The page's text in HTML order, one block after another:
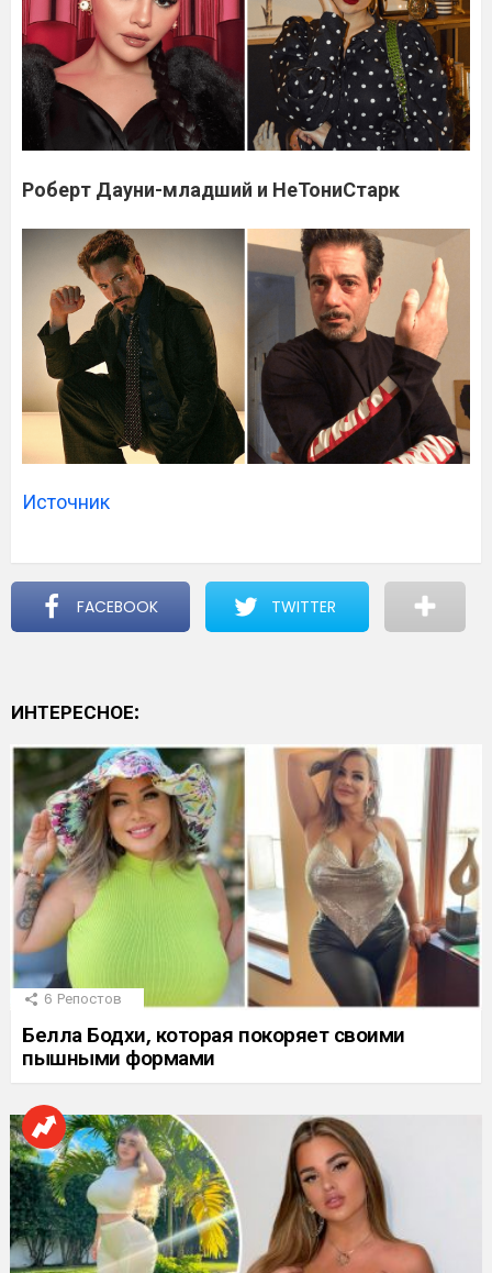
Роберт Дауни-младший и НеТониСтарк
Источник
FACEBOOK TWITTER
ИНТЕРЕСНОЕ:
6 Репостов
Белла Бодхи, которая покоряет своими
пышными формами